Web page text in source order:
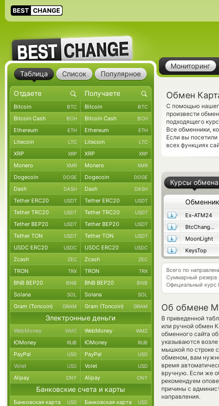
Мониторинг
Обмен
С помощью
произвести
подходящего
Все обменники,
Если вы
всех функциях
Курсы обмена
Обменник
Ex-ATM24
BtcChange24
MoonLight
KeysTop
Всего по
Суммарный резерв
Официальный курс
Об обмене
В приведенной
или ручной обмен
обменного сайта
указываются возле
мышкой по строке
обменом, вам
время
вручную. Если же
рекомендуем
причины с
направления.
Таблица Список Популярное
Bitcoin BTC Bitcoin BTC
Bitcoin Cash BCH Bitcoin Cash BCH
Ethereum ETH Ethereum ETH
Litecoin LTC Litecoin LTC
XRP XRP XRP XRP
Monero XMR Monero XMR
Dogecoin DOGE Dogecoin DOGE
Dash DASH Dash DASH
Tether ERC20 USDT Tether ERC20 USDT
Tether TRC20 USDT Tether TRC20 USDT
Tether BEP20 USDT Tether BEP20 USDT
Tether TON USDT Tether TON USDT
USDC ERC20 USDC USDC ERC20 USDC
Zcash ZEC Zcash ZEC
TRON TRX TRON TRX
BNB BEP20 BNB BNB BEP20 BNB
Solana SOL Solana SOL
Gram (Toncoin) GRAM Gram (Toncoin) GRAM
Электронные деньги
WebMoney WMZ WebMoney WMZ
ЮMoney RUB ЮMoney RUB
PayPal USD PayPal USD
Volet USD Volet USD
Alipay CNY Alipay CNY
Банковские счета и карты
Банковская карта USD Банковская карта USD